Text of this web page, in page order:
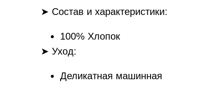
➤ Состав и характеристики:
100% Хлопок
➤ Уход:
Деликатная машинная